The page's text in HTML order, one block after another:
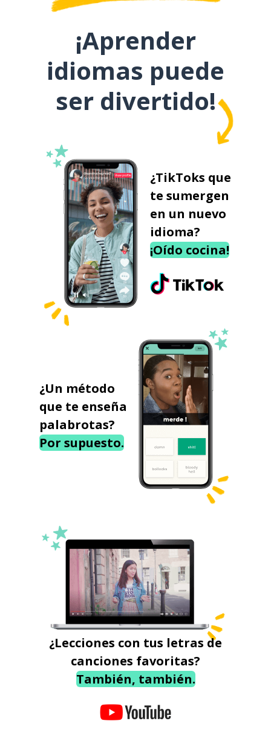
¡Aprender
idiomas puede
ser divertido!
¿TikToks que
te sumergen
en un nuevo
idioma?
¡Oído cocina!
¿Un método
que te enseña
palabrotas?
Por supuesto.
¿Lecciones con tus letras de
canciones favoritas?
También, también.